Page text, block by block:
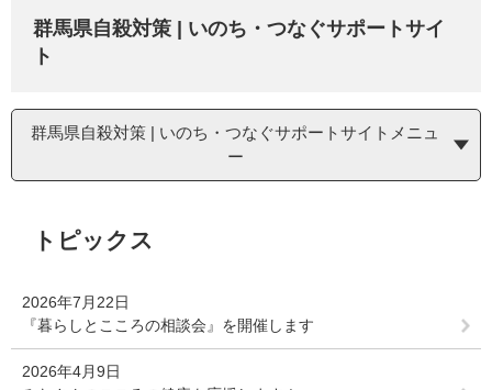
群馬県自殺対策 | いのち・つなぐサポートサイ
ト
群馬県自殺対策 | いのち・つなぐサポートサイトメニュ
ー
トピックス
2026年7月22日
『暮らしとこころの相談会』を開催します
2026年4月9日